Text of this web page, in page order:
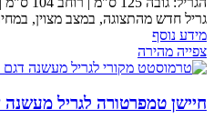
גריל חדש מהתצוגה, במצב מצוין,
מידע נוסף
צפייה מהירה
חיישן טמפרטורה לגריל מעשנה